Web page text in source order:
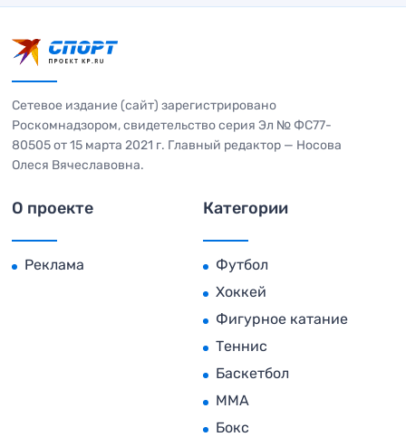
Сетевое издание (сайт) зарегистрировано
Роскомнадзором, свидетельство серия Эл № ФС77-
80505 от 15 марта 2021 г. Главный редактор — Носова
Олеся Вячеславовна.
О проекте
Реклама
Категории
Футбол
Хоккей
Фигурное катание
Теннис
Баскетбол
MMA
Бокс